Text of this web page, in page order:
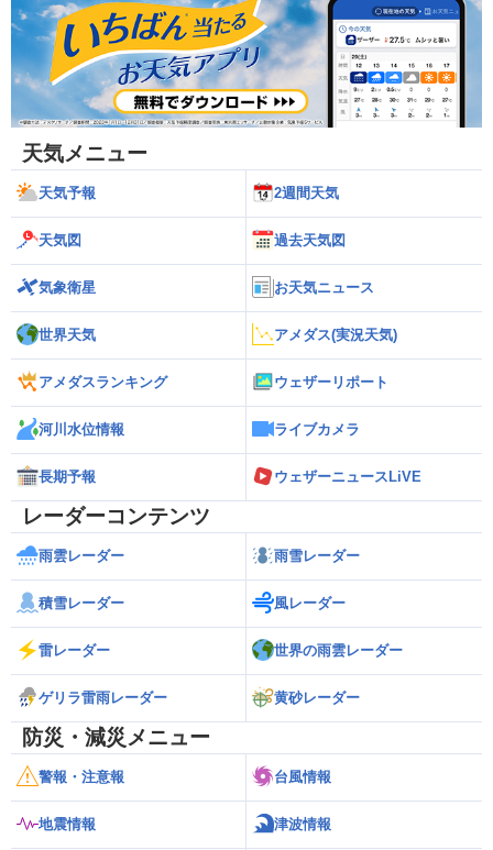
天気メニュー
天気予報 2週間天気
天気図 過去天気図
気象衛星 お天気ニュース
世界天気 アメダス(実況天気)
アメダスランキング ウェザーリポート
河川水位情報 ライブカメラ
長期予報 ウェザーニュースLiVE
レーダーコンテンツ
雨雲レーダー 雨雪レーダー
積雪レーダー 風レーダー
雷レーダー 世界の雨雲レーダー
ゲリラ雷雨レーダー 黄砂レーダー
防災・減災メニュー
警報・注意報 台風情報
地震情報 津波情報